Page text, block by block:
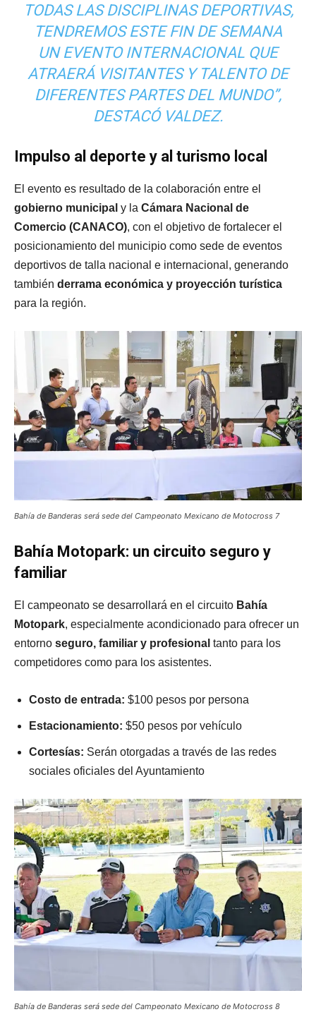
TODAS LAS DISCIPLINAS DEPORTIVAS,
TENDREMOS ESTE FIN DE SEMANA
UN EVENTO INTERNACIONAL QUE
ATRAERÁ VISITANTES Y TALENTO DE
DIFERENTES PARTES DEL MUNDO”,
DESTACÓ VALDEZ.
Impulso al deporte y al turismo local
El evento es resultado de la colaboración entre el
gobierno municipal y la Cámara Nacional de
Comercio (CANACO), con el objetivo de fortalecer el
posicionamiento del municipio como sede de eventos
deportivos de talla nacional e internacional, generando
también derrama económica y proyección turística
para la región.
Bahía de Banderas será sede del Campeonato Mexicano de Motocross 7
Bahía Motopark: un circuito seguro y
familiar
El campeonato se desarrollará en el circuito Bahía
Motopark, especialmente acondicionado para ofrecer un
entorno seguro, familiar y profesional tanto para los
competidores como para los asistentes.
Costo de entrada: $100 pesos por persona
Estacionamiento: $50 pesos por vehículo
Cortesías: Serán otorgadas a través de las redes
sociales oficiales del Ayuntamiento
Bahía de Banderas será sede del Campeonato Mexicano de Motocross 8